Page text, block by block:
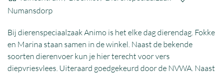
Numansdorp
Bij dierenspeciaalzaak Animo is het elke dag dierendag. Fokke
en Marina staan samen in de winkel. Naast de bekende
soorten dierenvoer kun je hier terecht voor vers
diepvriesvlees. Uiteraard goedgekeurd door de NVWA. Naast